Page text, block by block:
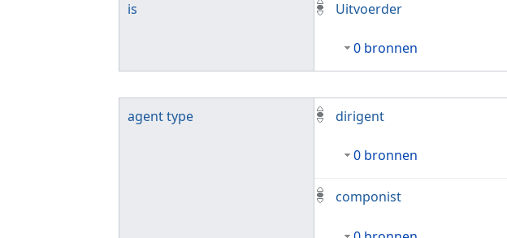
is Uitvoerder
0 bronnen
agent type dirigent
0 bronnen
componist